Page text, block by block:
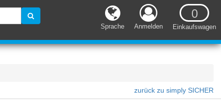
Sprache Anmelden
0
Einkaufswagen
zurück zu simply SICHER